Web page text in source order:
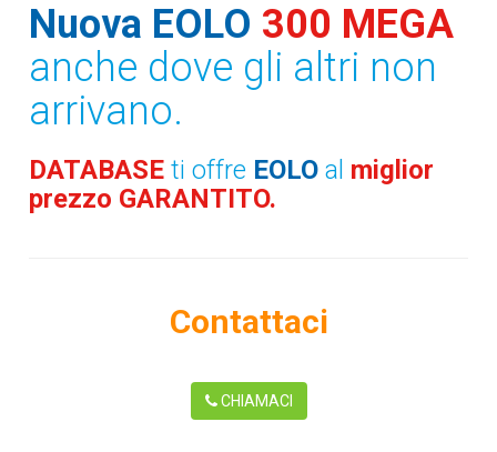
Nuova EOLO 300 MEGA
anche dove gli altri non
arrivano.
DATABASEti offre EOLO al miglior
prezzo GARANTITO.
Contattaci
CHIAMACI